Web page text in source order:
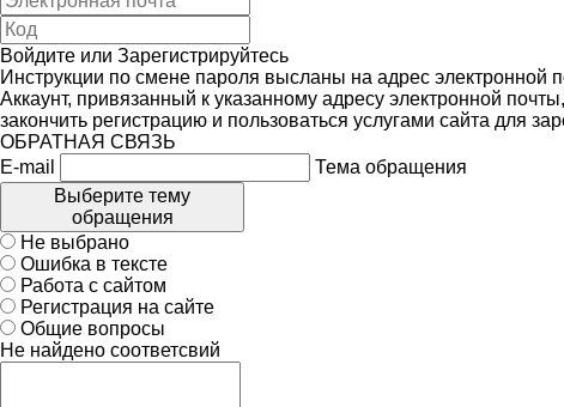
Войдите или Зарегистрируйтесь
Инструкции по смене пароля высланы на адрес электронной
Аккаунт, привязанный к указанному адресу электронной
закончить регистрацию и пользоваться услугами сайта для
ОБРАТНАЯ СВЯЗЬ
E-mail
Тема обращения
Выберите тему
обращения
Не выбрано
Ошибка в тексте
Работа с сайтом
Регистрация на сайте
Общие вопросы
Не найдено соответсвий